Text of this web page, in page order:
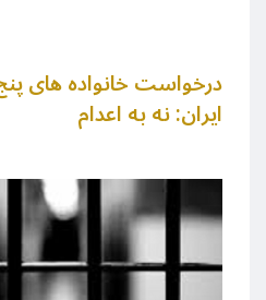
درخواست خانواده های
ایران: نه به اعدام